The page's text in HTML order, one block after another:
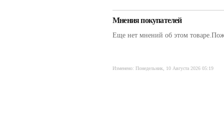
Мнения покупателей
Еще нет мнений об этом
Изменено: Понедельник, 10 Августа 2026 05:19